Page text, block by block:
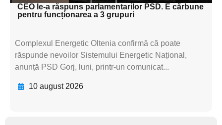
CEO le-a răspuns parlamentarilor PSD. E cărbune
pentru funcționarea a 3 grupuri
Complexul Energetic Oltenia confirmă că poate
răspunde nevoilor Sistemului Energetic Național,
anunță PSD Gorj, luni, printr-un comunicat...
10 august 2026